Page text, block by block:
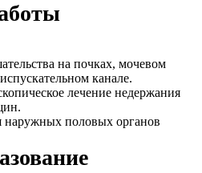
на почках, мочевом
канале.
лечение недержания
наружных половых органов